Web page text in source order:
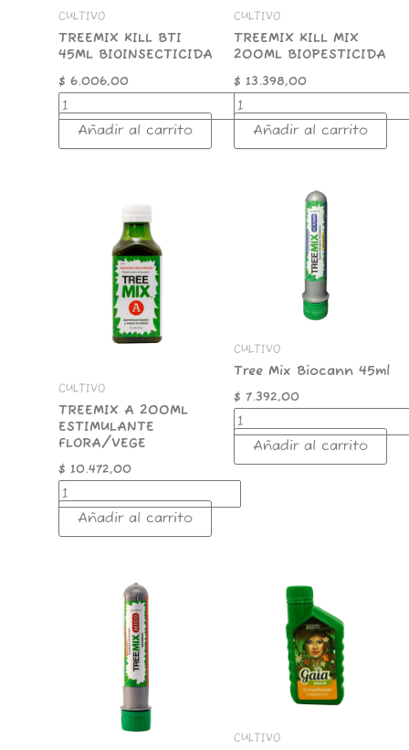
CULTIVO
TREEMIX KILL BTI
45ML BIOINSECTICIDA
$ 6.006,00
Añadir al carrito
CULTIVO
TREEMIX KILL MIX
200ML BIOPESTICIDA
$ 13.398,00
Añadir al carrito
CULTIVO
TREEMIX A 200ML
ESTIMULANTE
FLORA/VEGE
$ 10.472,00
ESTIMULANTE
FLORA/VEGE
cantidad
Añadir al carrito
CULTIVO
Tree Mix Biocann 45ml
$ 7.392,00
Añadir al carrito
MICORRIZAS
CULTIVO
FERTILIZANTE
VEGETACION
cantidad